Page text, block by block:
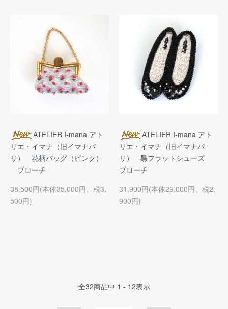
ATELIER I-mana アト
リエ・イマナ（旧イマナパ
リ） 花柄バッグ（ピンク）
ブローチ
38,500円(本体35,000円、税3,
500円)
ATELIER I-mana アト
リエ・イマナ（旧イマナパ
リ） 黒フラットシューズ
ブローチ
31,900円(本体29,000円、税2,
900円)
全32商品中 1 - 12表示